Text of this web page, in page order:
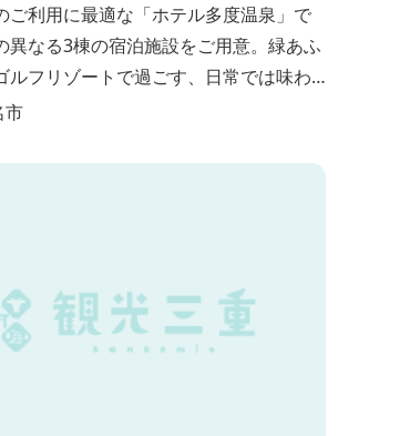
ご利用に最適な「ホテル多度温泉」で
異なる3棟の宿泊施設をご用意。緑あふ
ルフリゾートで過ごす、日常では味わ
リゾートステイをお楽しみ下さい。
市